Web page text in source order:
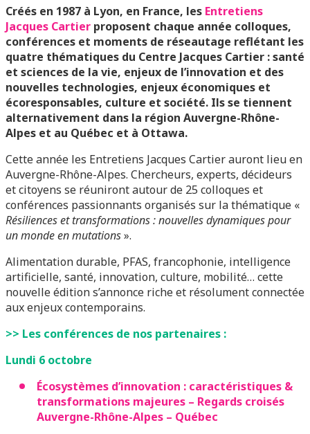
Créés en 1987 à Lyon, en France, les Entretiens
Jacques Cartier proposent chaque année colloques,
conférences et moments de réseautage reflétant les
quatre thématiques du Centre Jacques Cartier : santé
et sciences de la vie, enjeux de l’innovation et des
nouvelles technologies, enjeux économiques et
écoresponsables, culture et société. Ils se tiennent
alternativement dans la région Auvergne-Rhône-
Alpes et au Québec et à Ottawa.
Cette année les Entretiens Jacques Cartier auront lieu en
Auvergne-Rhône-Alpes. Chercheurs, experts, décideurs
et citoyens se réuniront autour de 25 colloques et
conférences passionnants organisés sur la thématique «
Résiliences et transformations : nouvelles dynamiques pour
un monde en mutations».
Alimentation durable, PFAS, francophonie, intelligence
artificielle, santé, innovation, culture, mobilité… cette
nouvelle édition s’annonce riche et résolument connectée
aux enjeux contemporains.
>> Les conférences de nos partenaires :
Lundi 6 octobre
Écosystèmes d’innovation : caractéristiques &
transformations majeures – Regards croisés
Auvergne-Rhône-Alpes – Québec